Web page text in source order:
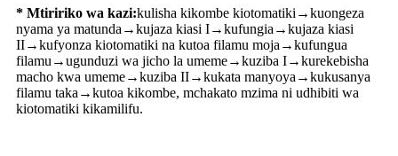
* Mtiririko wa kazi:kulisha kikombe kiotomatiki→kuongeza
nyama ya matunda→kujaza kiasi I→kufungia→kujaza kiasi
II→kufyonza kiotomatiki na kutoa filamu moja→kufungua
filamu→ugunduzi wa jicho la umeme→kuziba I→kurekebisha
macho kwa umeme→kuziba II→kukata manyoya→kukusanya
filamu taka→kutoa kikombe, mchakato mzima ni udhibiti wa
kiotomatiki kikamilifu.